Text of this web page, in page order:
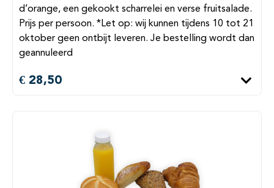
d’orange, een gekookt scharrelei en verse fruitsalade.
Prijs per persoon. *Let op: wij kunnen tijdens 10 tot 21
oktober geen ontbijt leveren. Je bestelling wordt dan
geannuleerd
€ 28,50